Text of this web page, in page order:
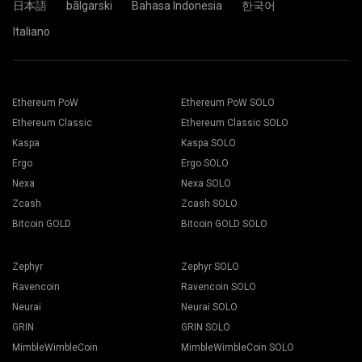
oldalon. Kattintson a Mentés gombra.
Válassza ki a bányászgépeit, majd kattintson a Bányászás
Kattintson az Alkalmaz gombra a bányászás
Illeszd be a pénztárcád címét az Address mezőbe és írd
Válaszd ki a 2Miners bányászati társulást. Amikor
legközelebbi szerver lokációt. Európában az
alapértelmezett lokáció az EU.
日本語
bãlgarski Bahasa Indonesia
한국어
Italiano
Ethereum PoW
Ethereum Classic
Kaspa
Ergo
Nexa
Zcash
Bitcoin GOLD
Ethereum PoW SOLO
Ethereum Classic SOLO
Kaspa SOLO
Ergo SOLO
Nexa SOLO
Zcash SOLO
Bitcoin GOLD SOLO
Zephyr
Ravencoin
Neurai
GRIN
MimbleWimbleCoin
Zephyr SOLO
Ravencoin SOLO
Neurai SOLO
GRIN SOLO
MimbleWimbleCoin SOLO